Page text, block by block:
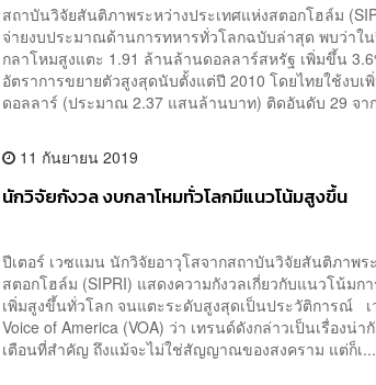
สถาบันวิจัยสันติภาพระหว่างประเทศแห่งสตอกโฮล์ม
จ่ายงบประมาณด้านการทหารทั่วโลกฉบับล่าสุด พบว่าใ
กลาโหมสูงแตะ 1.91 ล้านล้านดอลลาร์สหรัฐ เพิ่มขึ้น
อัตราการขยายตัวสูงสุดนับตั้งแต่ปี 2010 โดยไทยใช้งบเ
ดอลลาร์ (ประมาณ 2.37 แสนล้านบาท) ติดอันดับ 29 จา
11 กันยายน 2019
นักวิจัยกังวล งบกลาโหมทั่วโลกมีแนวโน้มสูงขึ้น
ปีเตอร์ เวซแมน นักวิจัยอาวุโสจากสถาบันวิจัยสันติภาพร
สตอกโฮล์ม (SIPRI) แสดงความกังวลเกี่ยวกับแนวโน้มก
เพิ่มสูงขึ้นทั่วโลก จนแตะระดับสูงสุดเป็นประวัติการณ์
Voice of America (VOA) ว่า เทรนด์ดังกล่าวเป็นเรื่อง
เตือนที่สำคัญ ถึงแม้จะไม่ใช่สัญญาณของสงคราม แต่ก็เ...